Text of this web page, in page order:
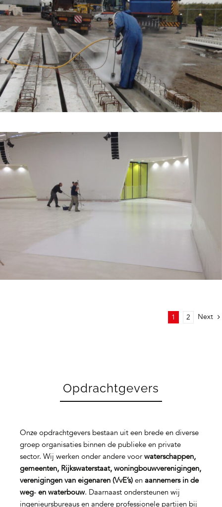
1 2 Next
Opdrachtgevers
Onze opdrachtgevers bestaan uit een brede en diverse
groep organisaties binnen de publieke en private
sector. Wij werken onder andere voor waterschappen,
gemeenten, Rijkswaterstaat, woningbouwverenigingen,
verenigingen van eigenaren (VvE’s)en aannemers in de
weg‑ en waterbouw. Daarnaast ondersteunen wij
ingenieursbureaus en andere professionele partijen bij